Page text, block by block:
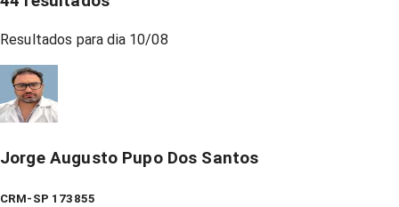
Resultados para dia 10/08
Jorge Augusto Pupo Dos Santos
CRM-SP 173855